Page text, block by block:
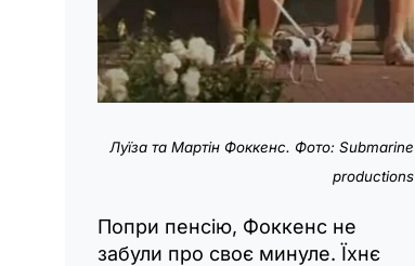
Луїза та Мартін Фоккенс. Фото: Submarine
productions
Попри пенсію, Фоккенс не
забули про своє минуле. Їхнє